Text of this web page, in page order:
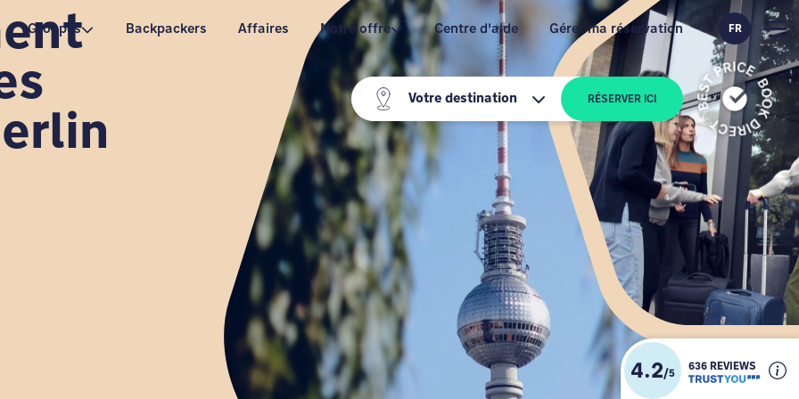
Groupes Backpackers Affaires Notre offre Centre d'aide Gérer ma réservation
Votre destination RÉSERVER ICI
FR
4.2/5
636 REVIEWS